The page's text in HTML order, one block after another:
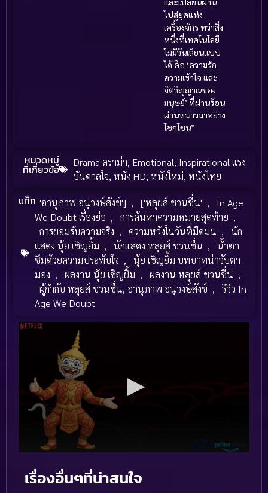
ไปสู่ยุคแห่ง
เครื่องจักร ทว่าสิ่ง
หนึ่งที่เทคโนโลยี
ไม่มีวันเลียนแบบ
ได้ คือ ‘ความรัก
ความเข้าใจ และ
จิตวิญญาณของ
มนุษย์’ ที่ผ่านร้อน
ผ่านหนาวมาอย่าง
โชกโชน”
หมวดหมู่
ที่เกี่ยวข้อ
Drama ดราม่า, Emotional, Inspirational แรง
บันดาลใจ, หนัง HD, หนังใหม่, หนังไทย
แท็ก 'อานุภาพ อนุวงษ์สังข์'] , ['หลุยส์ ชวนชื่น' ,
In Age
We Doubt เรื่องย่อ , การค้นหาความหมายสุดท้าย ,
การยอมรับความจริง , ความหวังในวันที่มืดมน ,
นัก
แสดง นุ้ย เชิญยิ้ม , นักแสดง หลุยส์ ชวนชื่น ,
น้ำตา
ซึมด้วยความประทับใจ ,
นุ้ย เชิญยิ้ม บทบาทน่าจับตา
มอง , ผลงาน นุ้ย เชิญยิ้ม , ผลงาน หลุยส์ ชวนชื่น ,
ผู้กำกับ หลุยส์ ชวนชื่น, อานุภาพ อนุวงษ์สังข์ ,
รีวิว In
Age We Doubt
เรื่องอื่นๆที่น่าสนใจ